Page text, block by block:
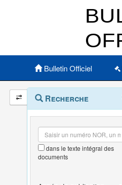
Bulletin Officiel
Navigation
et
outils
annexes
Menu
contextuel
Recherche
dans le texte intégral des
documents